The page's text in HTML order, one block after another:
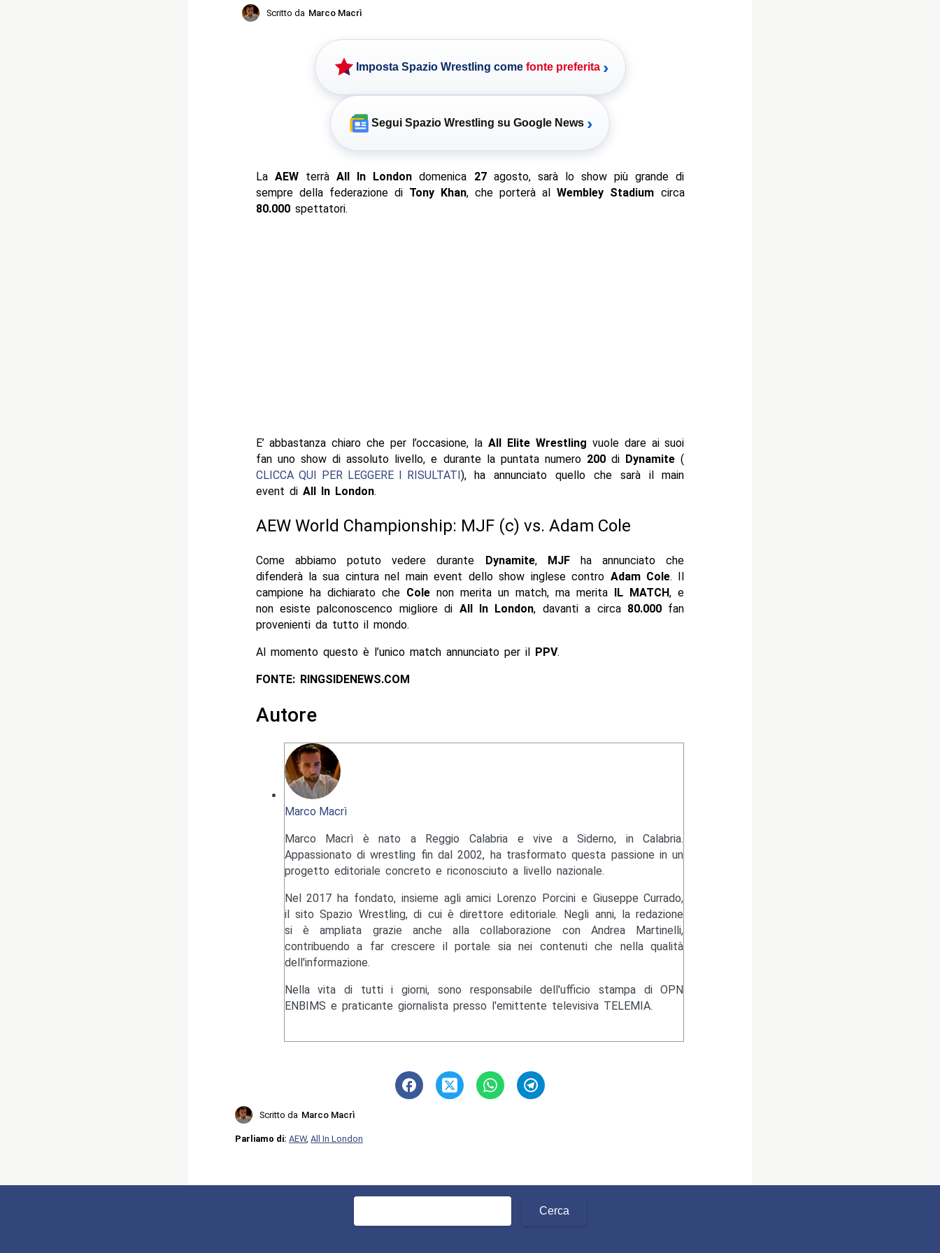
Scritto da Marco Macrì
Imposta Spazio Wrestling come fonte preferita ›
Segui Spazio Wrestling su Google News ›
La AEWterrà All In London domenica 27agosto, sarà lo show più grande di
sempre della federazione di Tony Khan, che porterà alWembley Stadium circa
80.000spettatori.
E’ abbastanza chiaro che per l’occasione, la All Elite Wrestling vuole dare ai suoi
fan uno show di assoluto livello, e durante la puntata numero 200 di Dynamite (
CLICCA QUI PER LEGGERE I RISULTATI), ha annunciato quello che sarà il main
event diAll In London.
AEW World Championship: MJF (c) vs. Adam Cole
Come abbiamo potuto vedere durante Dynamite, MJFha annunciato che
difenderà la sua cintura nel main event dello show inglese contro Adam Cole. Il
campione ha dichiarato che Colenon merita un match, ma merita IL MATCH, e
non esiste palconoscenco migliore di All In London, davanti a circa 80.000 fan
provenienti da tutto il mondo.
Al momento questo è l’unico match annunciato per il PPV.
FONTE: RINGSIDENEWS.COM
Autore
Marco Macrì
Marco Macrì è nato a Reggio Calabria e vive a Siderno, in Calabria.
Appassionato di wrestling fin dal 2002, ha trasformato questa passione in un
progetto editoriale concreto e riconosciuto a livello nazionale.
Nel 2017 ha fondato, insieme agli amici Lorenzo Porcini e Giuseppe Currado,
il sito Spazio Wrestling, di cui è direttore editoriale. Negli anni, la redazione
si è ampliata grazie anche alla collaborazione con Andrea Martinelli,
contribuendo a far crescere il portale sia nei contenuti che nella qualità
dell'informazione.
Nella vita di tutti i giorni, sono responsabile dell'ufficio stampa di OPN
ENBIMS e praticante giornalista presso l'emittente televisiva TELEMIA.
Scritto da Marco Macrì
Parliamo di: AEW, All In London
Ricerca